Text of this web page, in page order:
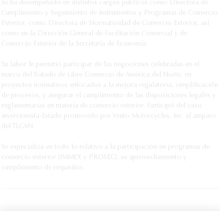
Se ha desempeñado en distintos cargos públicos como Directora de
Cumplimiento y Seguimiento de Instrumentos y Programas de Comercio
Exterior, como Directora de Normatividad de Comercio Exterior, así
como en la Dirección General de Facilitación Comercial y de
Comercio Exterior de la Secretaría de Economía.
Su labor le permitió participar de las negociones celebradas en el
marco del Tratado de Libre Comercio de América del Norte, en
proyectos normativos enfocados a la mejora regulatoria, simplificación
de procesos, y asegurar el cumplimiento de las disposiciones legales y
reglamentarias en materia de comercio exterior. Participó del caso
inversionista-Estado promovido por Vento Motorcycles, Inc. al amparo
del TLCAN.
Se especializa en todo lo relativo a la participación en programas de
comercio exterior (IMMEX y PROSEC), su aprovechamiento y
cumplimiento de requisitos.